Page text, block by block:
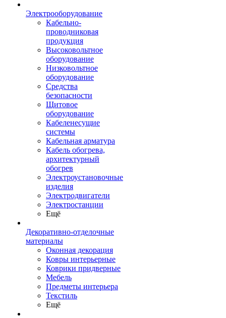
Электрооборудование
Кабельно-
проводниковая
продукция
Высоковольтное
оборудование
Низковольтное
оборудование
Средства
безопасности
Щитовое
оборудование
Кабеленесущие
системы
Кабельная арматура
Кабель обогрева,
архитектурный
обогрев
Электроустановочные
изделия
Электродвигатели
Электростанции
Ещё
Декоративно-отделочные
материалы
Оконная декорация
Ковры интерьерные
Коврики придверные
Мебель
Предметы интерьера
Текстиль
Ещё